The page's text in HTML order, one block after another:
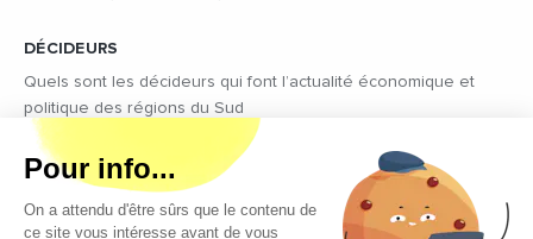
DÉCIDEURS
Quels sont les décideurs qui font l’actualité économique et
politique des régions du Sud